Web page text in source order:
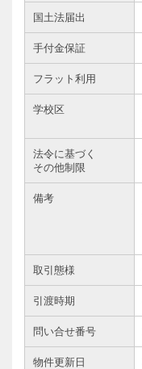
国土法届出
手付金保証
フラット利用
学校区
法令に基づく
その他制限
備考
取引態様
引渡時期
問い合せ番号
物件更新日